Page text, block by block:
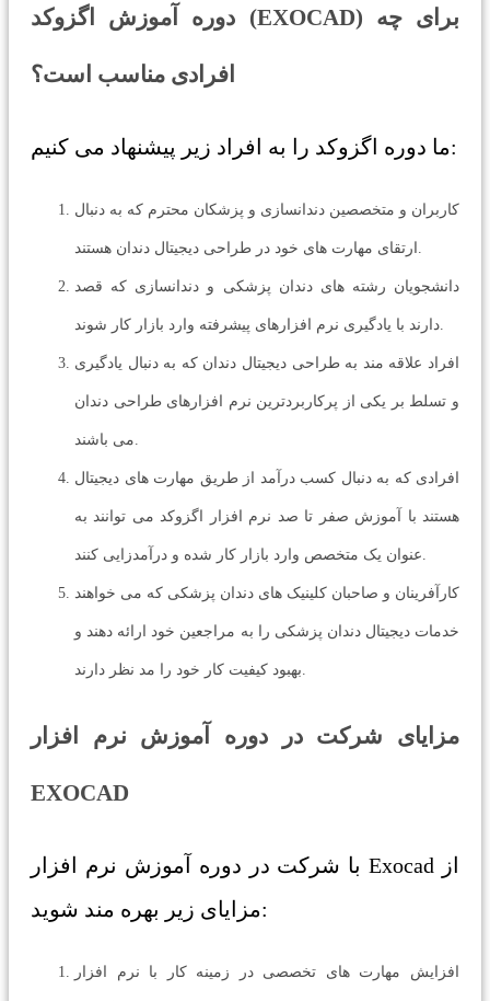
دوره آموزش اگزوکد (EXOCAD) برای چه
افرادی مناسب است؟
ما دوره اگزوکد را به افراد زیر پیشنهاد می کنیم:
کاربران و متخصصین دندانسازی و پزشکان محترم که به دنبال
دانشجویان رشته های دندان پزشکی و دندانسازی که قصد
افراد علاقه مند به طراحی دیجیتال دندان که به دنبال یادگیری
و تسلط بر یکی از پرکاربردترین نرم افزارهای طراحی دندان
افرادی که به دنبال کسب درآمد از طریق مهارت های دیجیتال
هستند با آموزش صفر تا صد نرم افزار اگزوکد می توانند به
کارآفرینان و صاحبان کلینیک های دندان پزشکی که می خواهند
خدمات دیجیتال دندان پزشکی را به مراجعین خود ارائه دهند و
مزایای شرکت در دوره آموزش نرم افزار
EXOCAD
با شرکت در دوره آموزش نرم افزار Exocad از
مزایای زیر بهره مند شوید:
افزایش مهارت های تخصصی در زمینه کار با نرم افزار